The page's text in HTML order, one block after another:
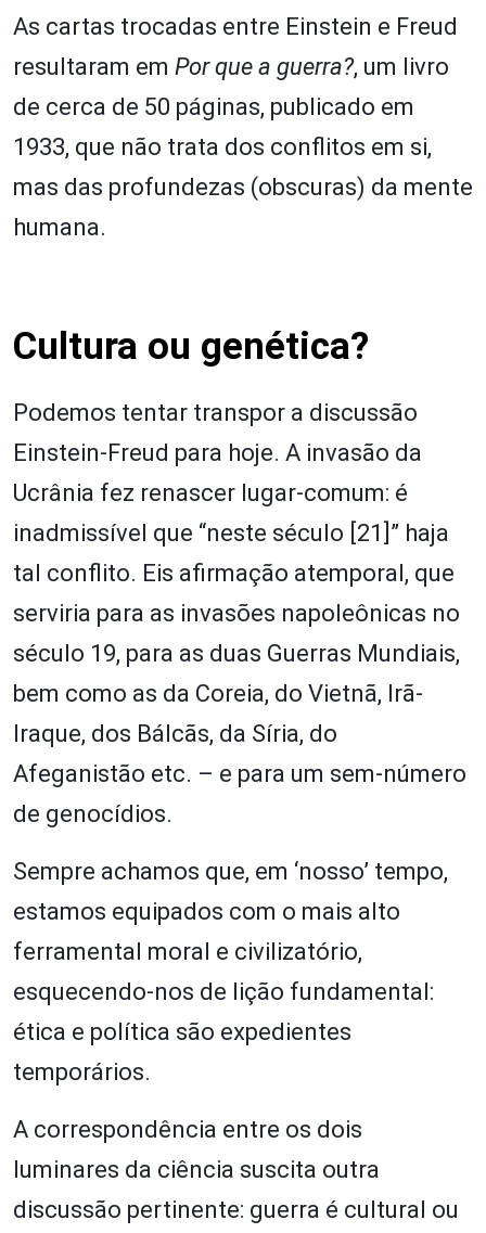
As cartas trocadas entre Einstein e Freud
resultaram em Por que a guerra?, um livro
de cerca de 50 páginas, publicado em
1933, que não trata dos conflitos em si,
mas das profundezas (obscuras) da mente
humana.
Cultura ou genética?
Podemos tentar transpor a discussão
Einstein-Freud para hoje. A invasão da
Ucrânia fez renascer lugar-comum: é
inadmissível que “neste século [21]” haja
tal conflito. Eis afirmação atemporal, que
serviria para as invasões napoleônicas no
século 19, para as duas Guerras Mundiais,
bem como as da Coreia, do Vietnã, Irã-
Iraque, dos Bálcãs, da Síria, do
Afeganistão etc. – e para um sem-número
de genocídios.
Sempre achamos que, em ‘nosso’ tempo,
estamos equipados com o mais alto
ferramental moral e civilizatório,
esquecendo-nos de lição fundamental:
ética e política são expedientes
temporários.
A correspondência entre os dois
luminares da ciência suscita outra
discussão pertinente: guerra é cultural ou